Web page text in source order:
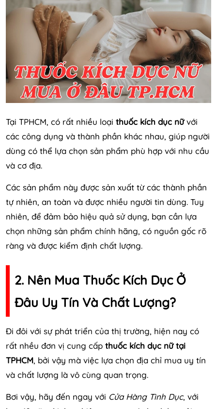
Tại TPHCM, có rất nhiều loại thuốc kích dục nữvới
các công dụng và thành phần khác nhau, giúp người
dùng có thể lựa chọn sản phẩm phù hợp với nhu cầu
và cơ địa.
Các sản phẩm này được sản xuất từ các thành phần
tự nhiên, an toàn và được nhiều người tin dùng. Tuy
nhiên, để đảm bảo hiệu quả sử dụng, bạn cần lựa
chọn những sản phẩm chính hãng, có nguồn gốc rõ
ràng và được kiểm định chất lượng.
2. Nên Mua Thuốc Kích Dục Ở
Đâu Uy Tín Và Chất Lượng?
Đi đôi với sự phát triển của thị trường, hiện nay có
rất nhều đơn vị cung cấp thuốc kích dục nữ tại
TPHCM, bởi vậy mà việc lựa chọn địa chỉ mua uy tín
và chất lượng là vô cùng quan trọng.
Bơi vậy, hãy đến ngay với Cửa Hàng Tình Dục, với